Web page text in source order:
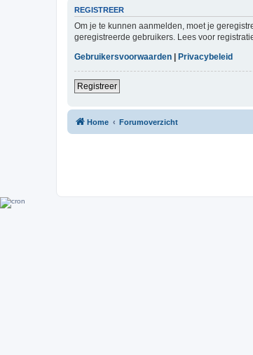
REGISTREER
Om je te kunnen aanmelden, moet je
geregistreerde gebruikers. Lees voor
Gebruikersvoorwaarden
Privacybeleid
Registreer
Home Forumoverzicht